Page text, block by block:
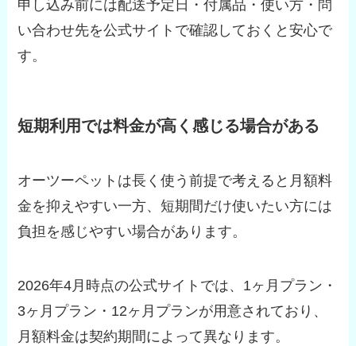
申し込み前には配送予定日・付属品・使い方・問
い合わせ先を公式サイトで確認しておくと安心で
す。
短期利用では料金が高く感じる場合がある
オーツーペットは長く使う前提で考えると月額料
金を抑えやすい一方、短期間だけ使いたい方には
負担を感じやすい場合があります。
2026年4月時点の公式サイトでは、1ヶ月プラン・
3ヶ月プラン・12ヶ月プランが用意されており、
月額料金は契約期間によって異なります。